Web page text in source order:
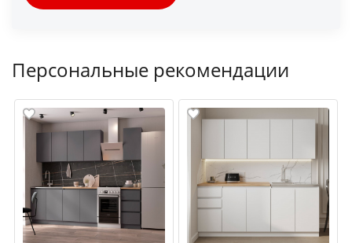
Персональные рекомендации